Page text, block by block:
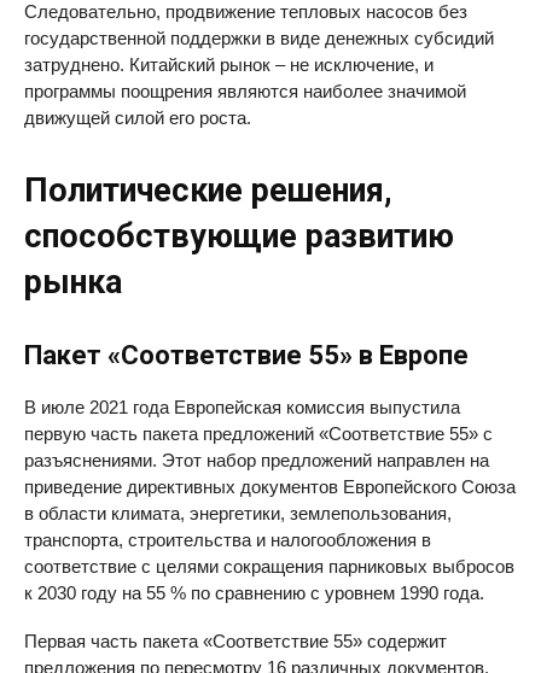
Следовательно, продвижение тепловых насосов без
государственной поддержки в виде денежных субсидий
затруднено. Китайский рынок – не исключение, и
программы поощрения являются наиболее значимой
движущей силой его роста.
Политические решения,
способствующие развитию
рынка
Пакет «Соответствие 55» в Европе
В июле 2021 года Европейская комиссия выпустила
первую часть пакета предложений «Соответствие 55» с
разъяснениями. Этот набор предложений направлен на
приведение директивных документов Европейского Союза
в области климата, энергетики, землепользования,
транспорта, строительства и налогообложения в
соответствие с целями сокращения парниковых выбросов
к 2030 году на 55 % по сравнению с уровнем 1990 года.
Первая часть пакета «Соответствие 55» содержит
предложения по пересмотру 16 различных документов.